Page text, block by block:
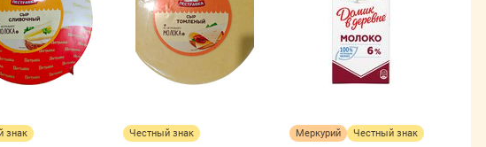
знак Честный знак Меркурий Честный знак